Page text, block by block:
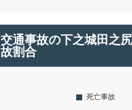
交通事故の下之城田之
故割合